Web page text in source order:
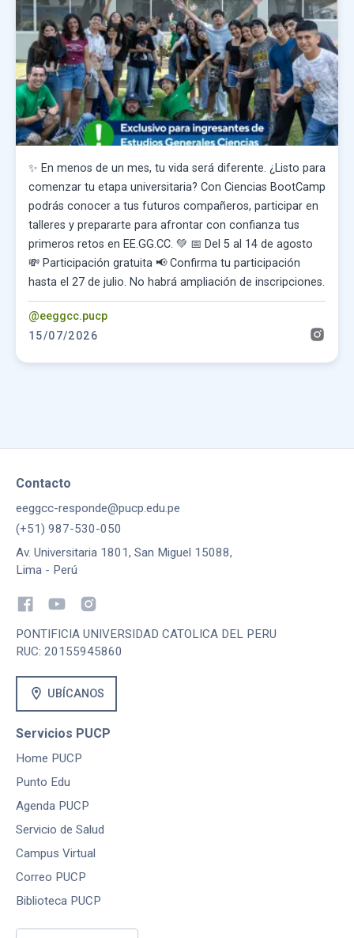
✨ En menos de un mes, tu vida será diferente. ¿Listo para
comenzar tu etapa universitaria? Con Ciencias BootCamp
podrás conocer a tus futuros compañeros, participar en
talleres y prepararte para afrontar con confianza tus
primeros retos en EE.GG.CC. 💚 📅 Del 5 al 14 de agosto
💸 Participación gratuita 📢 Confirma tu participación
hasta el 27 de julio. No habrá ampliación de inscripciones.
@eeggcc.pucp
15/07/2026
Contacto
eeggcc-responde@pucp.edu.pe
(+51) 987-530-050
Av. Universitaria 1801, San Miguel 15088,
Lima - Perú
PONTIFICIA UNIVERSIDAD CATOLICA DEL PERU
RUC: 20155945860
location_on UBÍCANOS
Servicios PUCP
Home PUCP
Punto Edu
Agenda PUCP
Servicio de Salud
Campus Virtual
Correo PUCP
Biblioteca PUCP